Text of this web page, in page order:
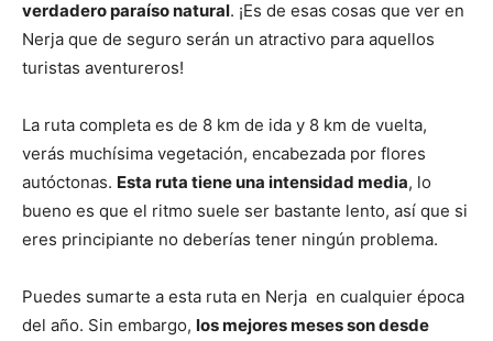
verdadero paraíso natural. ¡Es de esas cosas que ver en
Nerja que de seguro serán un atractivo para aquellos
turistas aventureros!
La ruta completa es de 8 km de ida y 8 km de vuelta,
verás muchísima vegetación, encabezada por flores
autóctonas. Esta ruta tiene una intensidad media, lo
bueno es que el ritmo suele ser bastante lento, así que si
eres principiante no deberías tener ningún problema.
Puedes sumarte a esta ruta en Nerja en cualquier época
del año. Sin embargo, los mejores meses son desde